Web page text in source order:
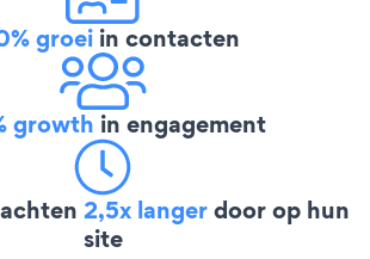
groei in contacten
growth in engagement
2,5x langerdoor op hun
site